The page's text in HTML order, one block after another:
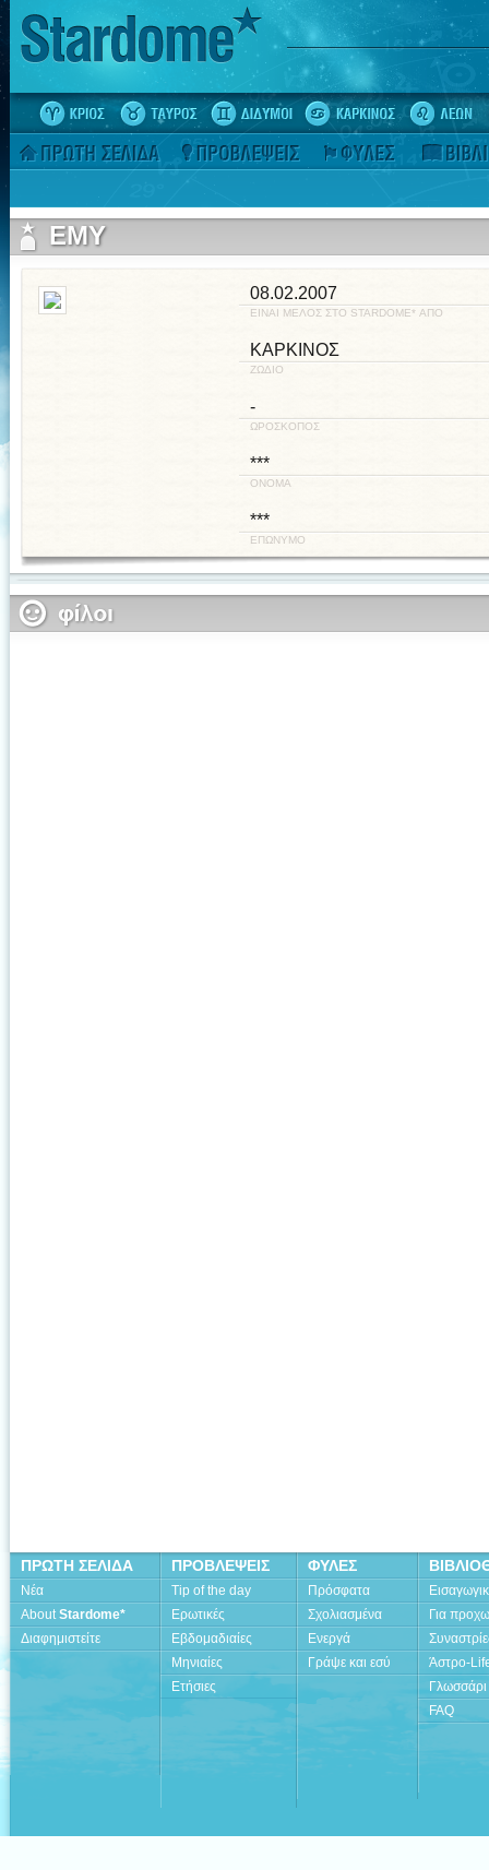
EMY
08.02.2007
ΕΙΝΑΙ ΜΕΛΟΣ ΣΤΟ STARDOME* ΑΠΟ
ΚΑΡΚΙΝΟΣ
ΖΩΔΙΟ
-
ΩΡΟΣΚΟΠΟΣ
***
ΟΝΟΜΑ
***
ΕΠΩΝΥΜΟ
ΠΡΩΤΗ ΣΕΛΙΔΑ
Νέα
AboutStardome*
Διαφημιστείτε
ΠΡΟΒΛΕΨΕΙΣ
Tip of the day
Ερωτικές
Εβδομαδιαίες
Μηνιαίες
Ετήσιες
ΦΥΛΕΣ
Πρόσφατα
Σχολιασμένα
Ενεργά
Γράψε και εσύ
Για
Άστρο-
Γλωσσάρι
FAQ